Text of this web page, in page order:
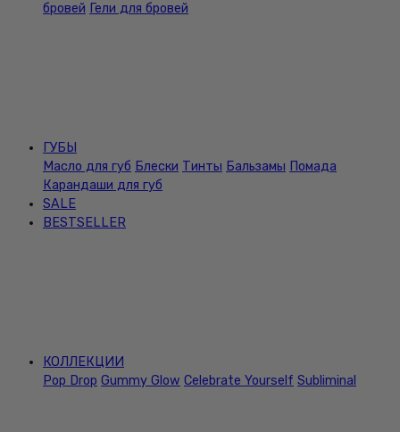
бровей Гели для бровей
ГУБЫ
Масло для губ Блески Тинты Бальзамы Помада
Карандаши для губ
SALE
BESTSELLER
КОЛЛЕКЦИИ
Pop Drop Gummy Glow Celebrate Yourself Subliminal